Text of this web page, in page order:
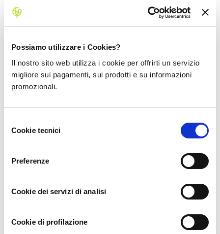
Possiamo utilizzare i Cookies?
Il nostro sito web utilizza i cookie per offrirti un servizio
migliore sui pagamenti, sui prodotti e su informazioni
promozionali.
delCookie tecnici
Preferenze
Cookie dei servizi di analisi
Cookie di profilazione
Quanto costa adottare un albero?
Monitoraggio del tuo campo
Gestione del tuo account e dei tuoi
dati
Agricoltori
Rimborsi
Informazioni utili sulla nuova